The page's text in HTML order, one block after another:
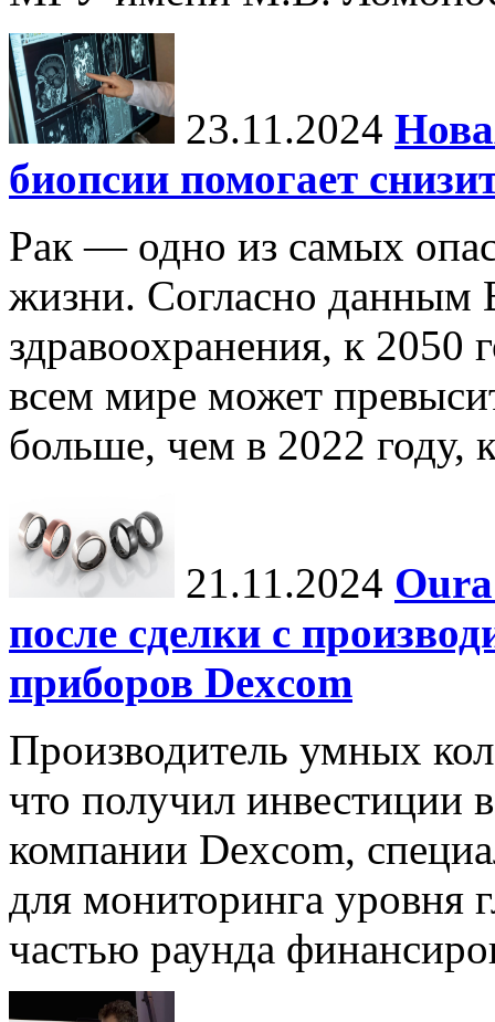
23.11.2024
биопсии помогает
Рак — одно из самых
жизни. Согласно данным
здравоохранения, к 2050
всем мире может
больше, чем в 2022 году,
21.11.2024
после сделки с
приборов Dexcom
Производитель умных
что получил инвестиции
компании Dexcom,
для мониторинга уровня
частью раунда